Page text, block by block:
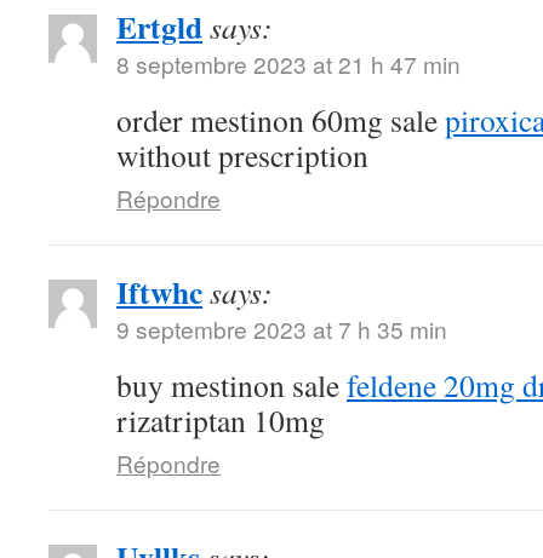
Ertgldsays:
8 septembre 2023 at 21 h 47 min
order mestinon 60mg sale
without prescription
Répondre
Iftwhcsays:
9 septembre 2023 at 7 h 35 min
buy mestinon salefeldene 20mg
rizatriptan 10mg
Répondre